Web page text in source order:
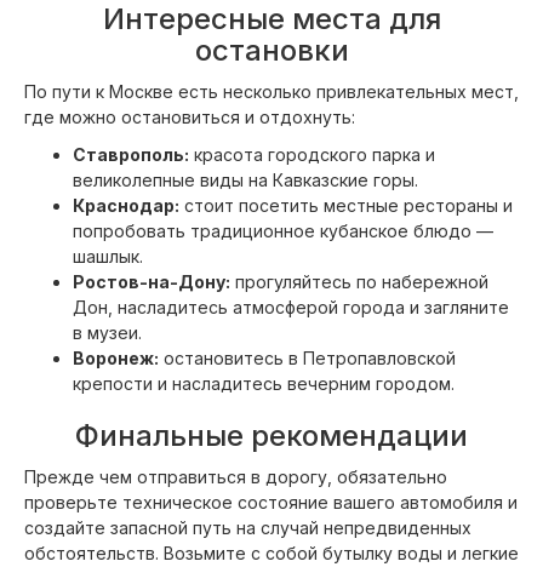
Интересные места для
остановки
По пути к Москве есть несколько привлекательных мест,
где можно остановиться и отдохнуть:
Ставрополь: красота городского парка и
великолепные виды на Кавказские горы.
Краснодар: стоит посетить местные рестораны и
попробовать традиционное кубанское блюдо —
шашлык.
Ростов-на-Дону: прогуляйтесь по набережной
Дон, насладитесь атмосферой города и загляните
в музеи.
Воронеж: остановитесь в Петропавловской
крепости и насладитесь вечерним городом.
Финальные рекомендации
Прежде чем отправиться в дорогу, обязательно
проверьте техническое состояние вашего автомобиля и
создайте запасной путь на случай непредвиденных
обстоятельств. Возьмите с собой бутылку воды и легкие